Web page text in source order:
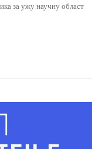
за ужу научну област